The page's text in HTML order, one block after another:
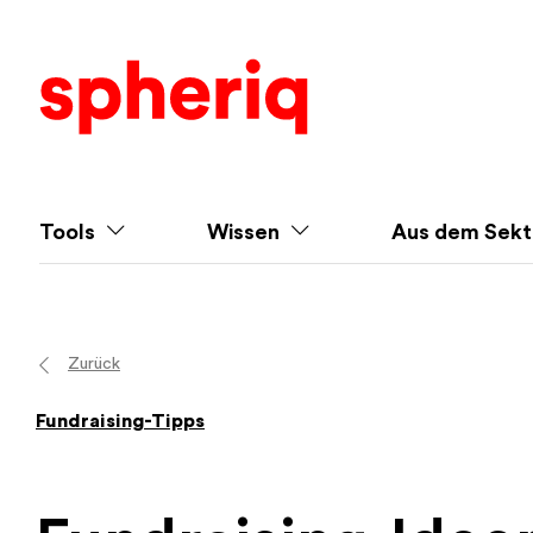
Tools Wissen Aus dem
Zurück
Fundraising-Tipps